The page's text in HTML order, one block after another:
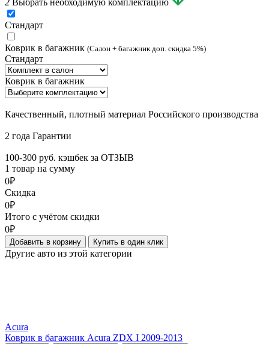
Стандарт
Коврик в багажник (Салон + багажник доп. скидка 5%)
Стандарт
Коврик в багажник
Качественный, плотный материал Российского производства
2 года Гарантии
100-300 руб. кэшбек за ОТЗЫВ
1 товар на сумму
0₽
Скидка
0₽
Итого с учётом скидки
0₽
Добавить в корзину Купить в один клик
Другие авто из этой категории
Acura
Коврик в багажник Acura ZDX I 2009-2013